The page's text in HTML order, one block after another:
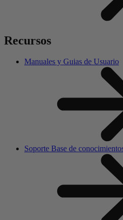
Recursos
Manuales y Guias de Usuario
Soporte Base de